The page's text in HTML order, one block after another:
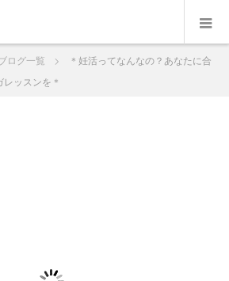
ログ一覧
＊妊活ってなんなの？あなたに合
ッスンを＊